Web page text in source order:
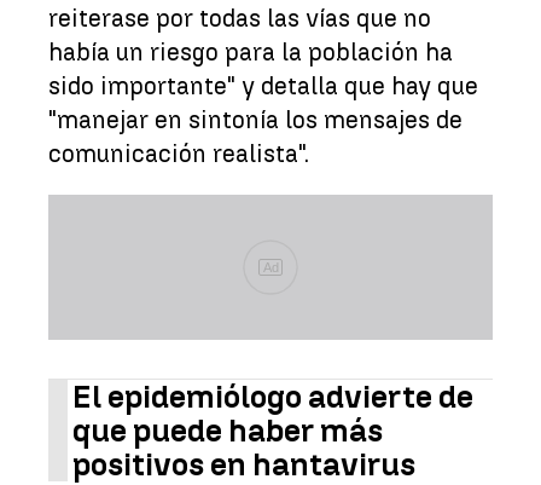
reiterase por todas las vías que no
había un riesgo para la población ha
sido importante" y detalla que hay que
"manejar en sintonía los mensajes de
comunicación realista".
Ad
El epidemiólogo advierte de
que puede haber más
positivos en hantavirus